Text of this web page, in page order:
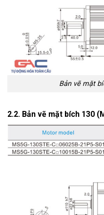
Bản vẽ mặt
2.2. Bản vẽ mặt bích 130